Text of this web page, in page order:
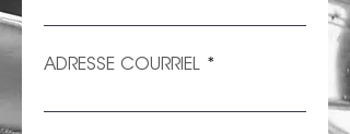
ADRESSE COURRIEL